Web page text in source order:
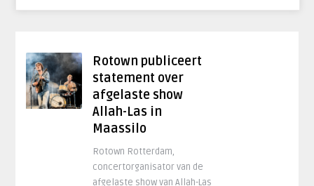
Rotown publiceert
statement over
afgelaste show
Allah-Las in
Maassilo
Rotown Rotterdam,
concertorganisator van de
afgelaste show van Allah-Las